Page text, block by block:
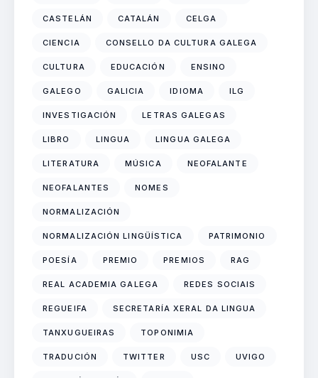
CASTELÁN CATALÁN CELGA
CIENCIA CONSELLO DA CULTURA GALEGA
CULTURA EDUCACIÓN ENSINO
GALEGO GALICIA IDIOMA ILG
INVESTIGACIÓN LETRAS GALEGAS
LIBRO LINGUA LINGUA GALEGA
LITERATURA MÚSICA NEOFALANTE
NEOFALANTES NOMES
NORMALIZACIÓN
NORMALIZACIÓN LINGÜÍSTICA PATRIMONIO
POESÍA PREMIO PREMIOS RAG
REAL ACADEMIA GALEGA REDES SOCIAIS
REGUEIFA SECRETARÍA XERAL DA LINGUA
TANXUGUEIRAS TOPONIMIA
TRADUCIÓN TWITTER USC UVIGO